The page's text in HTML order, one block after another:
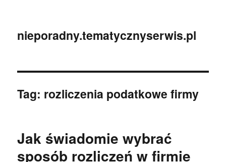
nieporadny.tematycznyserwis.pl
Tag: rozliczenia podatkowe firmy
Jak świadomie wybrać
sposób rozliczeń w firmie